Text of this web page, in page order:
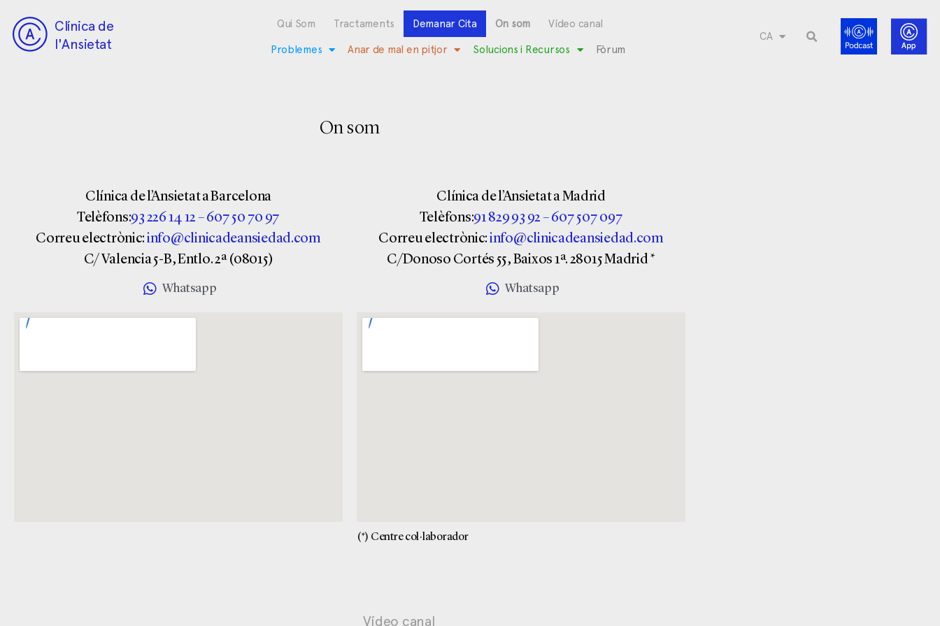
Clínica de
l'Ansietat
Qui Som Tractaments Demanar Cita On som Vídeo canal
Problemes Anar de mal en pitjor Solucions i Recursos Fòrum
CA
On som
Clínica de l’Ansietat a Barcelona
Telèfons:93 226 14 12 – 607 50 70 97
Correu electrònic: info@clinicadeansiedad.com
C/ Valencia 5-B, Entlo. 2ª (08015)
Whatsapp
Clínica de l’Ansietat a Madrid
Telèfons:91 829 93 92 – 607 507 097
Correu electrònic: info@clinicadeansiedad.com
C/Donoso Cortés 55, Baixos 1ª. 28015 Madrid *
Whatsapp
(*) Centre col·laborador
Vídeo canal